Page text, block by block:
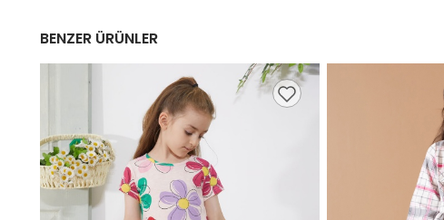
BENZER ÜRÜNLER
TL